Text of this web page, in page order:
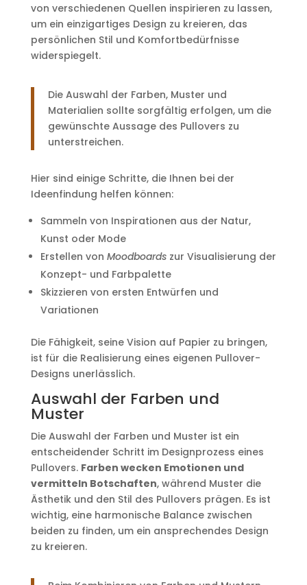
von verschiedenen Quellen inspirieren zu lassen,
um ein einzigartiges Design zu kreieren, das
persönlichen Stil und Komfortbedürfnisse
widerspiegelt.
Die Auswahl der Farben, Muster und
Materialien sollte sorgfältig erfolgen, um die
gewünschte Aussage des Pullovers zu
unterstreichen.
Hier sind einige Schritte, die Ihnen bei der
Ideenfindung helfen können:
Sammeln von Inspirationen aus der Natur,
Kunst oder Mode
Erstellen von Moodboardszur Visualisierung der
Konzept- und Farbpalette
Skizzieren von ersten Entwürfen und
Variationen
Die Fähigkeit, seine Vision auf Papier zu bringen,
ist für die Realisierung eines eigenen Pullover-
Designs unerlässlich.
Auswahl der Farben und
Muster
Die Auswahl der Farben und Muster ist ein
entscheidender Schritt im Designprozess eines
Pullovers. Farben wecken Emotionen und
vermitteln Botschaften, während Muster die
Ästhetik und den Stil des Pullovers prägen. Es ist
wichtig, eine harmonische Balance zwischen
beiden zu finden, um ein ansprechendes Design
zu kreieren.